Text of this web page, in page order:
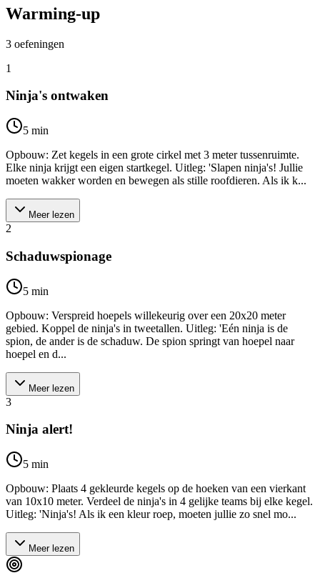
Warming-up
3 oefeningen
1
Ninja's ontwaken
5 min
Opbouw: Zet kegels in een grote cirkel met 3 meter tussenruimte.
Elke ninja krijgt een eigen startkegel. Uitleg: 'Slapen ninja's! Jullie
moeten wakker worden en bewegen als stille roofdieren. Als ik k...
Meer lezen
2
Schaduwspionage
5 min
Opbouw: Verspreid hoepels willekeurig over een 20x20 meter
gebied. Koppel de ninja's in tweetallen. Uitleg: 'Eén ninja is de
spion, de ander is de schaduw. De spion springt van hoepel naar
hoepel en d...
Meer lezen
3
Ninja alert!
5 min
Opbouw: Plaats 4 gekleurde kegels op de hoeken van een vierkant
van 10x10 meter. Verdeel de ninja's in 4 gelijke teams bij elke kegel.
Uitleg: 'Ninja's! Als ik een kleur roep, moeten jullie zo snel mo...
Meer lezen